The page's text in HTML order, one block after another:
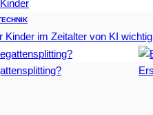
Kinder im Zeitalter von KI